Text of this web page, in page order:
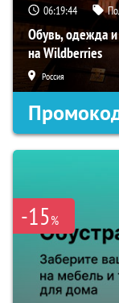
06:19:42
Обувь, одежда
на Wildberries
Россия
-15%